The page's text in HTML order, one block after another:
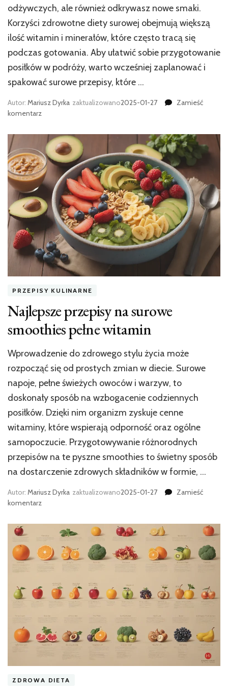
odżywczych, ale również odkrywasz nowe smaki.
Korzyści zdrowotne diety surowej obejmują większą
ilość witamin i minerałów, które często tracą się
podczas gotowania. Aby ułatwić sobie przygotowanie
posiłków w podróży, warto wcześniej zaplanować i
spakować surowe przepisy, które …
Autor: Mariusz Dyrka zaktualizowano2025-01-27
Zamieść
komentarzwe
Surowe
jedzenie
w
podróży:
jak
się
przygotować
PRZEPISY KULINARNE
Najlepsze przepisy na surowe
smoothies pełne witamin
Wprowadzenie do zdrowego stylu życia może
rozpocząć się od prostych zmian w diecie. Surowe
napoje, pełne świeżych owoców i warzyw, to
doskonały sposób na wzbogacenie codziennych
posiłków. Dzięki nim organizm zyskuje cenne
witaminy, które wspierają odporność oraz ogólne
samopoczucie. Przygotowywanie różnorodnych
przepisów na te pyszne smoothies to świetny sposób
na dostarczenie zdrowych składników w formie, …
Autor: Mariusz Dyrka zaktualizowano2025-01-27
Zamieść
komentarzwe
Najlepsze
przepisy
na
surowe
witamin
ZDROWA DIETA